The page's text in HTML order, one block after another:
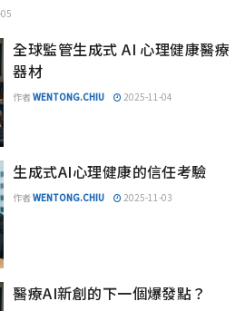
全球監管生成式 AI 心理健康醫療
器材
作者WENTONG.CHIU 2025-11-04
生成式AI心理健康的信任考驗
作者WENTONG.CHIU 2025-11-03
醫療AI新創的下一個爆發點？